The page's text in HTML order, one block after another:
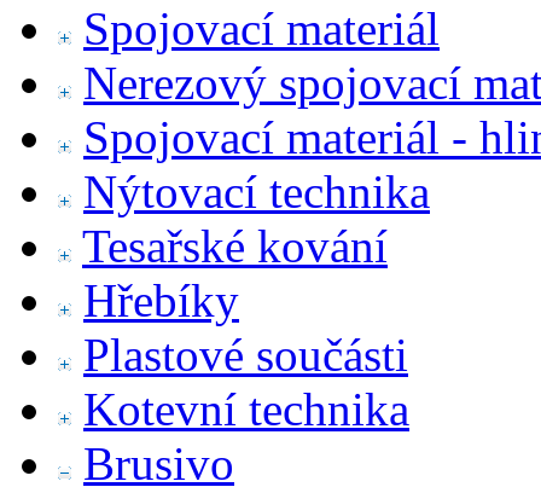
Spojovací materiál
Nerezový spojovací
Spojovací materiál -
Nýtovací technika
Tesařské kování
Hřebíky
Plastové součásti
Kotevní technika
Brusivo